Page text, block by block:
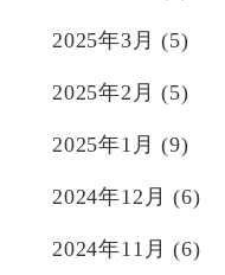
2025年3月 (5)
2025年2月 (5)
2025年1月 (9)
2024年12月 (6)
2024年11月 (6)